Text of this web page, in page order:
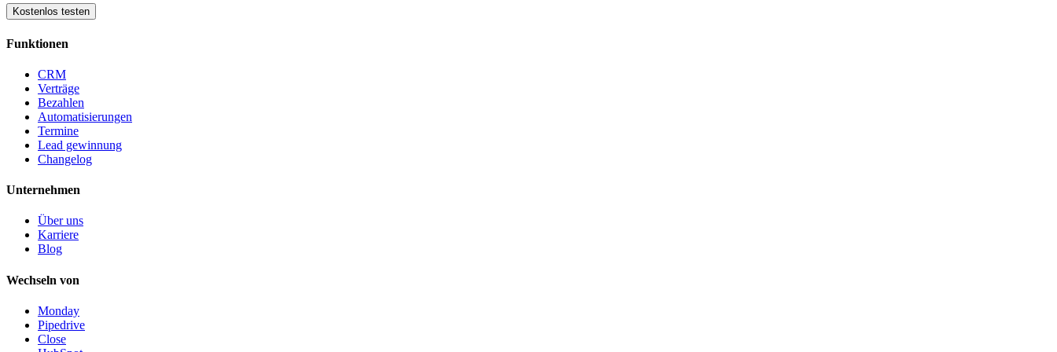
Kostenlos testen
Funktionen
CRM
Verträge
Bezahlen
Automatisierungen
Termine
Lead gewinnung
Changelog
Unternehmen
Über uns
Karriere
Blog
Wechseln von
Monday
Pipedrive
Close